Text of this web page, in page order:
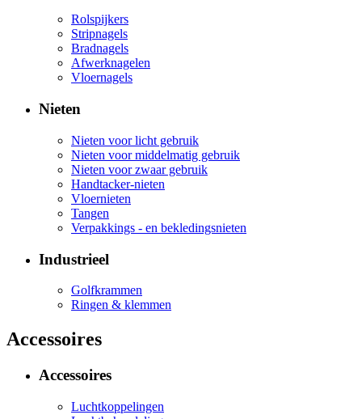
Rolspijkers
Stripnagels
Bradnagels
Afwerknagelen
Vloernagels
Nieten
Nieten voor licht gebruik
Nieten voor middelmatig gebruik
Nieten voor zwaar gebruik
Handtacker-nieten
Vloernieten
Tangen
Verpakkings - en bekledingsnieten
Industrieel
Golfkrammen
Ringen & klemmen
Accessoires
Accessoires
Luchtkoppelingen